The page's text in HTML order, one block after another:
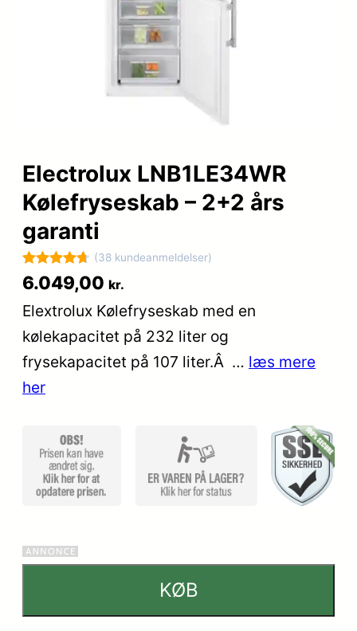
Electrolux LNB1LE34WR
Kølefryseskab – 2+2 års
garanti
Bedømt
ud af 5
baseret på
38
kundebedø
(38 kundeanmeldelser)
6.049,00 kr.
Elextrolux Kølefryseskab med en
kølekapacitet på 232 liter og
frysekapacitet på 107 liter.Â … læs mere
her
KØB